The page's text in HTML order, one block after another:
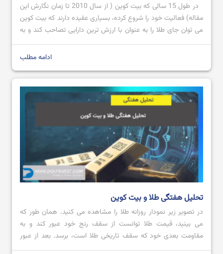
در طول 15 سالی که بیت کوین ( از سال 2010 تا زمان نگارش این
مقاله) فعالیت خود را شروع کرده، بسیاری عقیده دارند که بیت کوین
می توان جای طلا را به عنوان با ارزش ترین دارایی تصاحب کند و به
عنوان طلای دیجیتال شناخته شود؛ اما تاکنون که چنین اتفاقی
ادامه مطلب
تحلیل هفتگی طلا و بیت کوین
در تصویر زیر نمودار روزانه طلا را مشاهده می کنید. همان طور که
می بینید، قیمت طلا توانست از سقف رنج خود عبور کند و به
مقاومت بعدی خود که سقف تاریخی طلا است، برسد. بعد از عبور
قیمت از محدوده مقاومتی 2728.80 تا 2711.57 با کندل صعودی